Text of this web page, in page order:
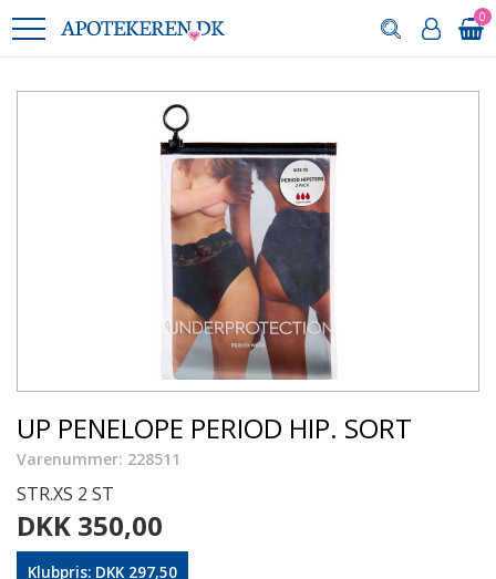
0
UP PENELOPE PERIOD HIP. SORT
Varenummer: 228511
STR.XS 2 ST
DKK 350,00
Klubpris: DKK 297,50